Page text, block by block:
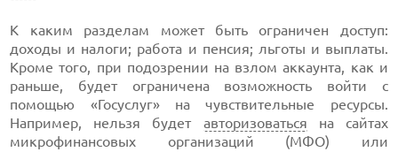
К каким разделам может быть ограничен доступ:
доходы и налоги; работа и пенсия; льготы и выплаты.
Кроме того, при подозрении на взлом аккаунта, как и
раньше, будет ограничена возможность войти с
помощью «Госуслуг» на чувствительные ресурсы.
Например, нельзя будет авторизоваться на сайтах
микрофинансовых организаций (МФО) или